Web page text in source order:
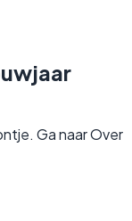
Ga naar Over